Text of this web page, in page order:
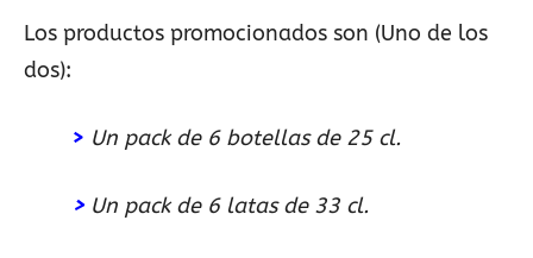
Los productos promocionados son (Uno de los
dos):
> Un pack de 6 botellas de 25 cl.
> Un pack de 6 latas de 33 cl.